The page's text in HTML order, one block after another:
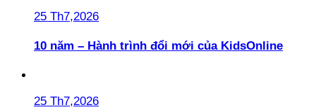
25 Th7,2026
10 năm – Hành trình đổi mới của KidsOnline
25 Th7,2026